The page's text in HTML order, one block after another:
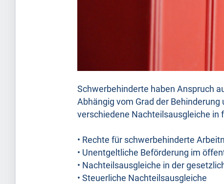
Schwerbehinderte haben Anspruch
Abhängig vom Grad der
verschiedene Nachteilsausgleiche in
• Rechte für schwerbehinderte
• Unentgeltliche Beförderung im
• Nachteilsausgleiche in der
• Steuerliche Nachteilsausgleiche